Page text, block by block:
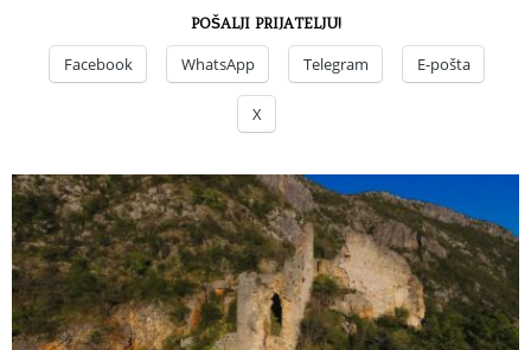
POŠALJI PRIJATELJU!
Facebook WhatsApp Telegram E-pošta
X